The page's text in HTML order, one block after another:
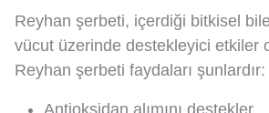
Reyhan şerbeti, içerdiği bitkisel
vücut üzerinde destekleyici etkiler
Reyhan şerbeti faydaları şunlardır:
Antioksidan alımını destekler.